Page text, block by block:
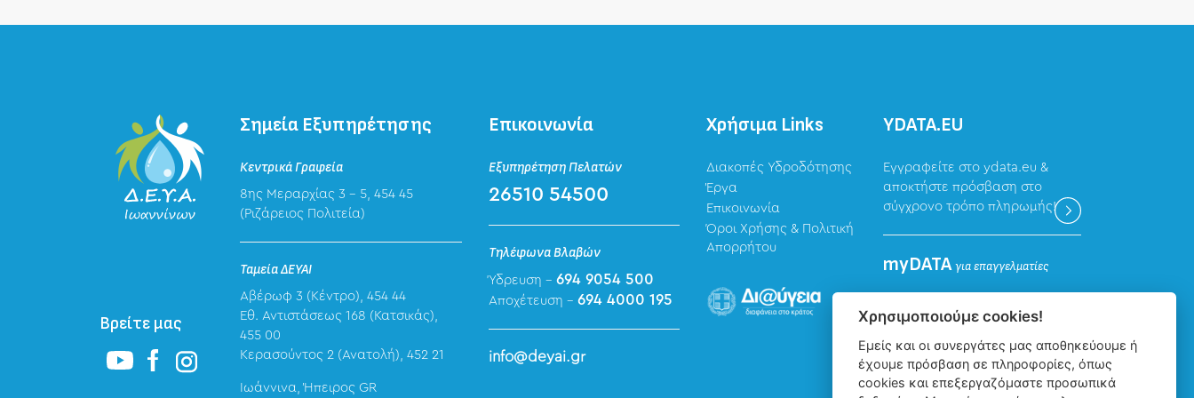
Βρείτε μας
Σημεία Εξυπηρέτησης
Κεντρικά Γραφεία
8ης Μεραρχίας 3 – 5, 454 45
(Ριζάρειος Πολιτεία)
Ταμεία ΔΕΥΑΙ
Αβέρωφ 3 (Κέντρο), 454 44
Eθ. Αντιστάσεως 168 (Κατσικάς),
455 00
Κερασούντος 2 (Ανατολή), 452 21
Ιωάννινα, Ήπειρος GR
Επικοινωνία
Εξυπηρέτηση Πελατών
26510 54500
Τηλέφωνα Βλαβών
Ύδρευση -694 9054 500
Αποχέτευση -694 4000 195
info@deyai.gr
Χρήσιμα Links
Διακοπές Υδροδότησης
Έργα
Επικοινωνία
Όροι Χρήσης & Πολιτική
Απορρήτου
ΥDATA.EU
Εγγραφείτε στο ydata.eu &
αποκτήστε πρόσβαση στο
σύγχρονο τρόπο πληρωμής!
myDATAγια επαγγελματίες
Καταχώρηση δεδομένων
επαγγελματιών για την
ψηφιακή πλατφόρμα myDATA
της ΑΑΔΕ.
Χρησιμοποιούμε cookies!
Εμείς και οι συνεργάτες μας αποθηκεύουμε ή
έχουμε πρόσβαση σε πληροφορίες, όπως
cookies και επεξεργαζόμαστε προσωπικά